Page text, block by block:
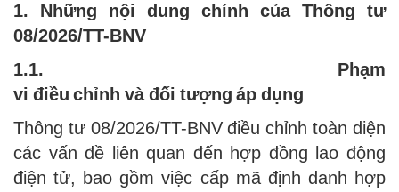
1. Những nội dung chính của Thông tư
08/2026/TT-BNV
1.1. Phạm
vi điều chỉnh và đối tượng áp dụng
Thông tư 08/2026/TT-BNV điều chỉnh toàn diện
các vấn đề liên quan đến hợp đồng lao động
điện tử, bao gồm việc cấp mã định danh hợp